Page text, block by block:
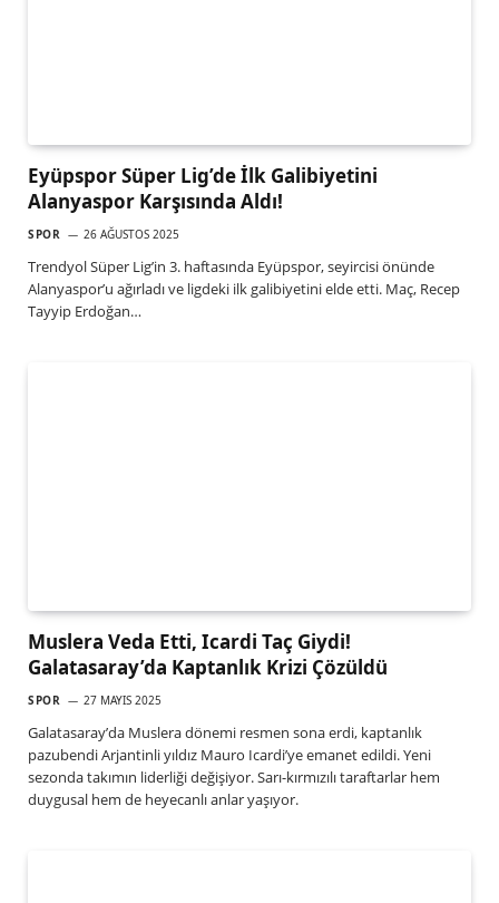
Eyüpspor Süper Lig’de İlk Galibiyetini
Alanyaspor Karşısında Aldı!
SPOR 26 AĞUSTOS 2025
Trendyol Süper Lig’in 3. haftasında Eyüpspor, seyircisi önünde
Alanyaspor’u ağırladı ve ligdeki ilk galibiyetini elde etti. Maç, Recep
Tayyip Erdoğan…
Muslera Veda Etti, Icardi Taç Giydi!
Galatasaray’da Kaptanlık Krizi Çözüldü
SPOR 27 MAYIS 2025
Galatasaray’da Muslera dönemi resmen sona erdi, kaptanlık
pazubendi Arjantinli yıldız Mauro Icardi’ye emanet edildi. Yeni
sezonda takımın liderliği değişiyor. Sarı-kırmızılı taraftarlar hem
duygusal hem de heyecanlı anlar yaşıyor.